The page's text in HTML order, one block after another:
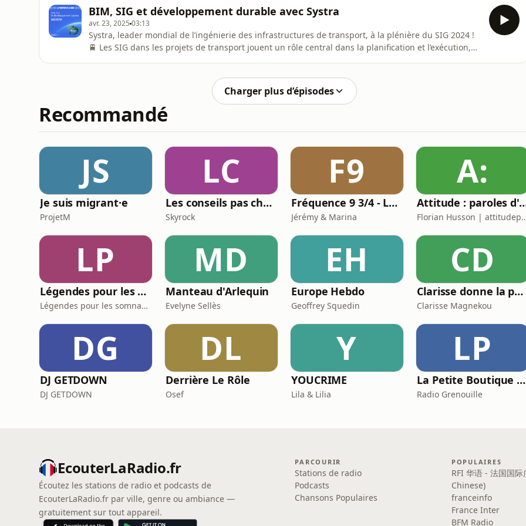
l'origine, le SIG a été introduit
BIM, SIG et développement durable avec Systra
avr. 23, 2025 03:13
Systra, leader mondial de l’ingénierie des infrastructures de transport, à la plénière du SIG 2024 !
🚆 Les SIG dans les projets de transport jouent un rôle central dans la planification et l’exécution,
Charger plus d’épisodes
Recommandé
JS
Je suis migrant·e
ProjetM
LC
Les conseils pas chers
Skyrock
F9
Fréquence 9 3/4 - Le podcast Harry Potter chapitre par chapitre
Jérémy & Marina
A:
Attitude : paroles
Florian Husson
LP
Légendes pour les Somnambules - Mythes et Histoires pour dormir
Légendes pour les somnambules
MD
Manteau d'Arlequin
Evelyne Sellès
EH
Europe Hebdo
Geoffrey Squedin
CD
Clarisse donne la parole aux papas. Comment concilier la vie pro et la vie privée?
Clarisse Magnekou
DG
DJ GETDOWN
DJ GETDOWN
DL
Derrière Le Rôle
Osef
Y
YOUCRIME
Lila & Lilia
LP
La Petite Boutique De Curiosités - Dr Zoom
Radio Grenouille
EcouterLaRadio.fr
Écoutez les stations de radio et podcasts de
EcouterLaRadio.fr par ville, genre ou ambiance —
gratuitement sur tout appareil.
PARCOURIR
Stations de radio
Podcasts
Chansons Populaires
POPULAIRES
RFI 华语 - 法国国际
Chinese)
franceinfo
France Inter
BFM Radio